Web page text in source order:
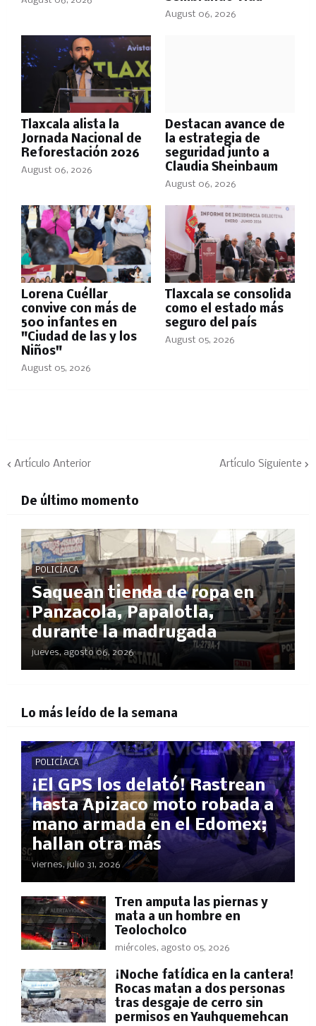
August 06, 2026
Tlaxcala alista la
Jornada Nacional de
Reforestación 2026
August 06, 2026
Destacan avance de
la estrategia de
seguridad junto a
Claudia Sheinbaum
August 06, 2026
Lorena Cuéllar
convive con más de
500 infantes en
"Ciudad de las y los
Niños"
August 05, 2026
Tlaxcala se consolida
como el estado más
seguro del país
August 05, 2026
Artículo Anterior Artículo Siguiente
De último momento
POLICÍACA
Saquean tienda de ropa en
Panzacola, Papalotla,
durante la madrugada
jueves, agosto 06, 2026
Lo más leído de la semana
POLICÍACA
¡El GPS los delató! Rastrean
hasta Apizaco moto robada a
mano armada en el Edomex;
hallan otra más
viernes, julio 31, 2026
Tren amputa las piernas y
mata a un hombre en
Teolocholco
miércoles, agosto 05, 2026
​¡Noche fatídica en la cantera!
Rocas matan a dos personas
tras desgaje de cerro sin
permisos en Yauhquemehcan